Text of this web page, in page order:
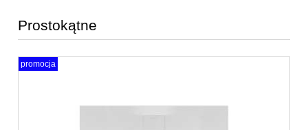
Prostokątne
promocja